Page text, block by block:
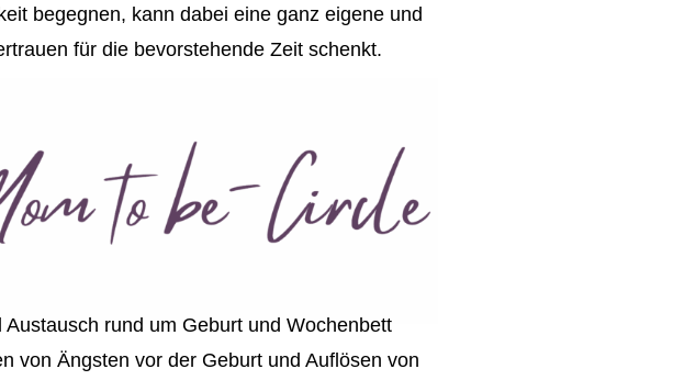
begegnen, kann dabei eine ganz eigene und
für die bevorstehende Zeit schenkt.
Austausch rund um Geburt und Wochenbett
von Ängsten vor der Geburt und Auflösen von